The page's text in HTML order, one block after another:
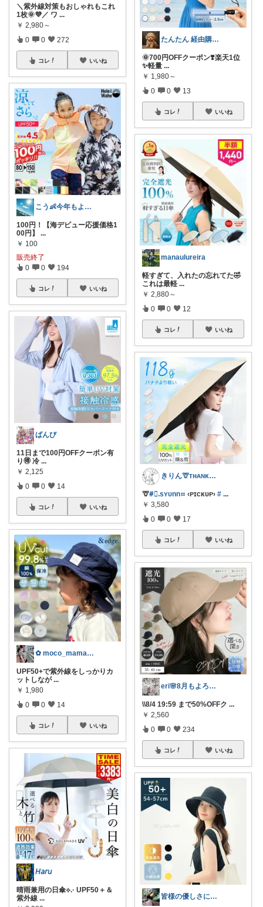
＼紫外線対策もおしゃれもこれ
1枚🌞💜／ ワ ...
￥ 2,980～
0 0 272
コレ いいね
こう👶今年もよろしくお願いします🥹
100円！【海デビュー応援価格1
00円】 ...
￥ 100
販売終了
0 0 194
コレ いいね
ばんび
11日まで100円OFFクーポン有
り🉐 冷 ...
￥ 2,125
0 0 14
コレ いいね
✿ moco_mama_life ✿
UPF50+で紫外線をしっかりカ
ットしなが ...
￥ 1,980
0 0 14
コレ いいね
𝘏𝘢𝘳𝘶
晴雨兼用の日傘⟡.· UPF50＋＆
紫外線 ...
たんたん 経由購入ありがとうございます！
🌞700円OFFクーポン❣️楽天1位
✨軽量 ...
￥ 1,980～
0 0 13
コレ いいね
manaulureira
軽すぎて、入れたの忘れてた🤣
これは最軽 ...
￥ 2,880～
0 0 12
コレ いいね
きりん🦒ᴛʜᴀɴᴋs ᴀʟᴡᴀʏs.
🦒#⃞ᱹsʏᴜnn⠶ ‹ᴘɪᴄᴋᴜᴘ› # ...
￥ 3,580
0 0 17
コレ いいね
eri🌸8月もよろしくお願いします☺️
\\8/4 19:59 まで50%OFFク ...
￥ 2,560
0 0 234
コレ いいね
皆様の優しさに感謝です✨happyミルク